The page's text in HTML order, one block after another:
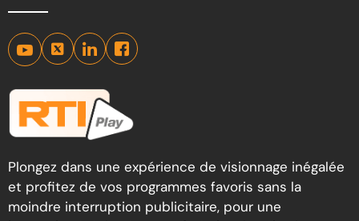
Plongez dans une expérience de visionnage inégalée
et profitez de vos programmes favoris sans la
moindre interruption publicitaire, pour une